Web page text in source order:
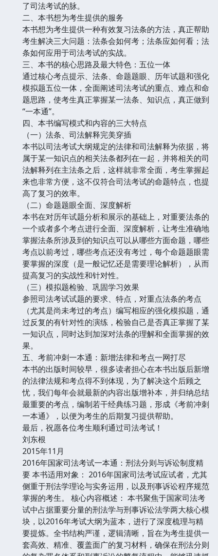
了司法考试的脉。
二、本书想为考生提供的服务
本书想为考生提供一种有效复习法条的方法，真正帮助
考生解决三大问题：法条会如何考；法条应如何看；法
条如何应用于司法考试的实战。
三、本书的核心思路及最大特色：五位一体
通过核心考点提示、法条、命题题眼、历年试题和强化
模拟题五位一体，全面阐述司法考试的重点、难点和命
题思路，使考生真正掌握某一法条、知识点，真正做到
“一本通”。
四、本书编写模式和内容的三大特点
（一）法条、司法解释完美穿插
本书以司法考试大纲规定的法律和司法解释为依据，将
属于某一知识点的相关法条都列在一起，并将相关的司
法解释列在主法条之后，这样就非常全面，考生掌握起
来也非常方便，这不仅符合司法考试的命题特点，也提
高了复习的效率。
（二）命题题眼全面、深度解析
本书在对历年试题分析和展示的基础上，对重要法条的
一个或者多个考点进行全面、深度解析，让考生准确地
掌握法条所涉及到的知识点可以从哪些方面命题，哪些
考点以前考过，哪些考点还没有考过，每个命题题眼需
要掌握的深度（是一般记忆还是需要理论解析），从而
提高复习的实战性和针对性。
（三）模拟题检验、巩固学习效果
参照司法考试试题的要求、特点，对重点法条的考点
（尤其是尚未考过的考点）编写相应的强化模拟题，通
过反复的有针对性的演练，检验自己是否真正掌握了某
一知识点，同时达到加深对法条的理解和全面掌握的效
果。
五、考前冲刺一本通：新增法律和考点一网打尽
本书的出版时间较早，很多读者担心在本书出版后新增
的法律法规和考点得不到体现，为了解决这个后顾之
忧，我们每年会就最新的内容出版增补本，并归纳总结
最重要的考点，编制若干经典练习题，形成《考前冲刺
一本通》，以便为考生的后期复习提供帮助。
最后，祝愿各位考生顺利通过司法考试！
刘东根
2015年11月
2016年国家司法考试一本通：刑法分则与诉讼制度精
要 本书适用对象： 2016年国家司法考试应试者，尤其
侧重于刑法学理论与实务运用，以及刑事诉讼程序规范
掌握的考生。 核心内容概述： 本书聚焦于国家司法考
试中占据重要分量的刑法学与刑事诉讼法学两大核心模
块，以2016年考试大纲为蓝本，进行了深度梳理与精
要提炼。全书结构严谨，逻辑清晰，旨在为考生提供一
套高效、精准、覆盖面广的复习材料，确保在刑法分则